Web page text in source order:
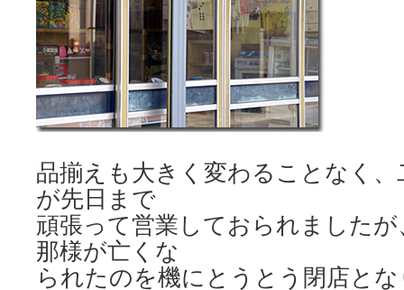
品揃えも大きく変わることなく
が先日まで
頑張って営業しておられました
那様が亡くな
られたのを機にとうとう閉店と